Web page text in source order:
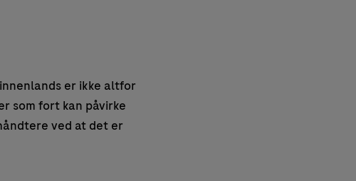
er ikke altfor
som fort kan påvirke
ved at det er